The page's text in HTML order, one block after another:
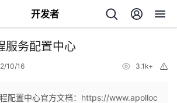
开发者
服务配置中心
10/16 3.1k+
程配置中心官方文档：https://www.apolloc